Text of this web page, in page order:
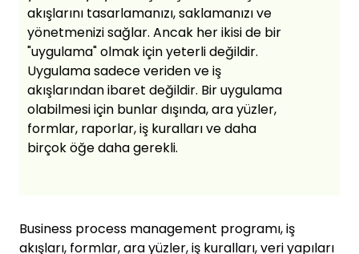
akışlarını tasarlamanızı, saklamanızı ve
yönetmenizi sağlar. Ancak her ikisi de bir
"uygulama" olmak için yeterli değildir.
Uygulama sadece veriden ve iş
akışlarından ibaret değildir. Bir uygulama
olabilmesi için bunlar dışında, ara yüzler,
formlar, raporlar, iş kuralları ve daha
birçok öğe daha gerekli.
Business process management programı, iş
akışları, formlar, ara yüzler, iş kuralları, veri yapıları